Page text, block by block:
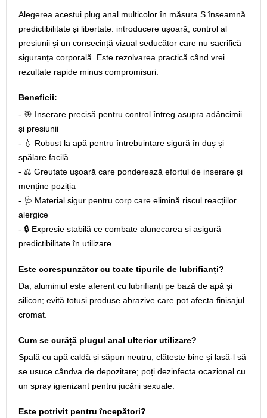
Alegerea acestui plug anal multicolor în măsura S înseamnă
predictibilitate și libertate: introducere ușoară, control al
presiunii și un consecință vizual seducător care nu sacrifică
siguranța corporală. Este rezolvarea practică când vrei
rezultate rapide minus compromisuri.
Beneficii:
- 🎯 Inserare precisă pentru control întreg asupra adâncimii
și presiunii
- 💧 Robust la apă pentru întrebuințare sigură în duș și
spălare facilă
- ⚖️ Greutate ușoară care ponderează efortul de inserare și
menține poziția
- 🩺 Material sigur pentru corp care elimină riscul reacțiilor
alergice
- 🔒 Expresie stabilă ce combate alunecarea și asigură
predictibilitate în utilizare
Este corespunzător cu toate tipurile de lubrifianți?
Da, aluminiul este aferent cu lubrifianți pe bază de apă și
silicon; evită totuși produse abrazive care pot afecta finisajul
cromat.
Cum se curăță plugul anal ulterior utilizare?
Spală cu apă caldă și săpun neutru, clătește bine și lasă-l să
se usuce cândva de depozitare; poți dezinfecta ocazional cu
un spray igienizant pentru jucării sexuale.
Este potrivit pentru începători?